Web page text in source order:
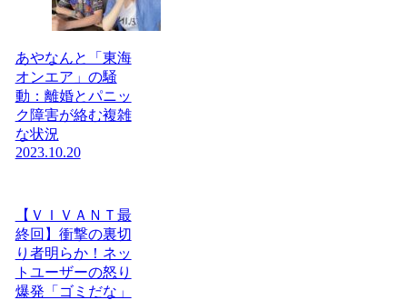
あやなんと「東海
オンエア」の騒
動：離婚とパニッ
ク障害が絡む複雑
な状況
2023.10.20
【ＶＩＶＡＮＴ最
終回】衝撃の裏切
り者明らか！ネッ
トユーザーの怒り
爆発「ゴミだな」